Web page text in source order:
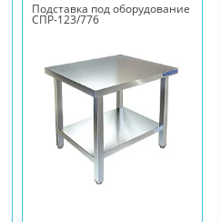
Подставка под оборудование
СПР-123/776